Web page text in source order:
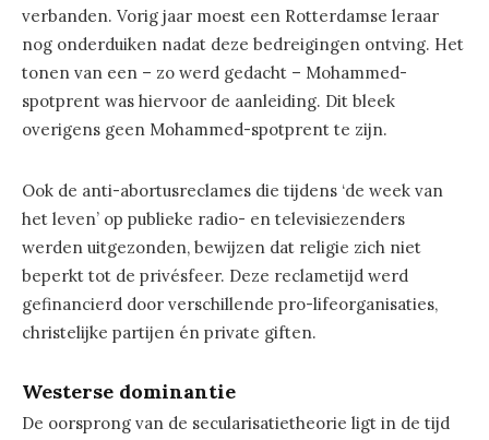
verbanden. Vorig jaar moest een Rotterdamse leraar
nog onderduiken nadat deze bedreigingen ontving. Het
tonen van een – zo werd gedacht – Mohammed-
spotprent was hiervoor de aanleiding. Dit bleek
overigens geen Mohammed-spotprent te zijn.
Ook de anti-abortusreclames die tijdens ‘de week van
het leven’ op publieke radio- en televisiezenders
werden uitgezonden, bewijzen dat religie zich niet
beperkt tot de privésfeer. Deze reclametijd werd
gefinancierd door verschillende pro-lifeorganisaties,
christelijke partijen én private giften.
Westerse dominantie
De oorsprong van de secularisatietheorie ligt in de tijd